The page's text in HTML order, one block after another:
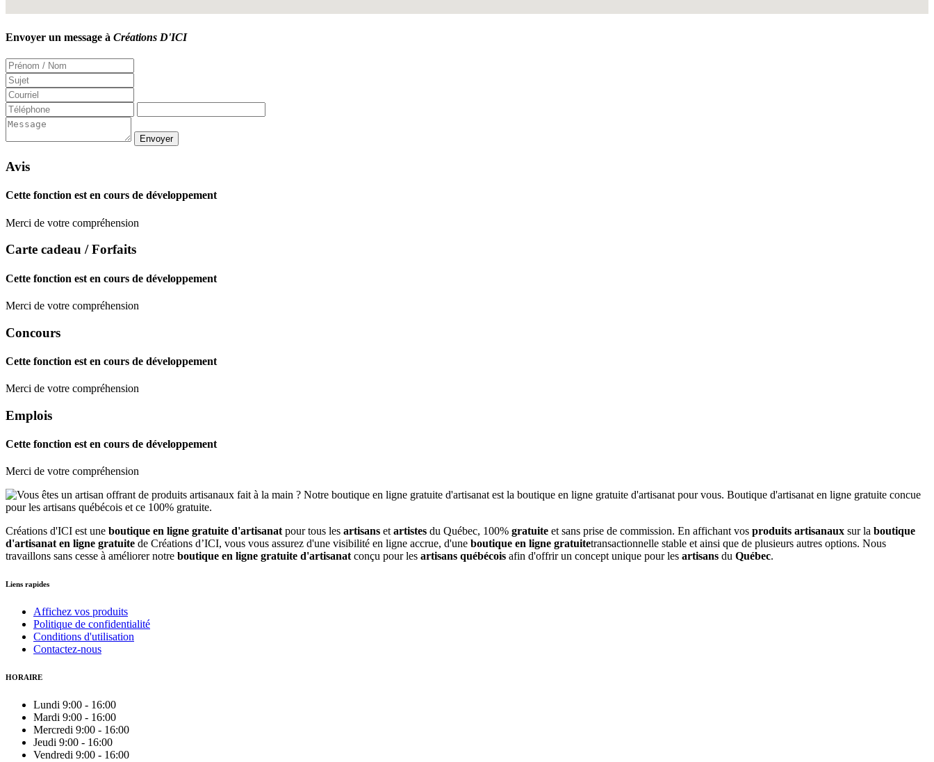
Envoyer un message à Créations D'ICI
Avis
Cette fonction est en cours de développement
Merci de votre compréhension
Carte cadeau / Forfaits
Cette fonction est en cours de développement
Merci de votre compréhension
Concours
Cette fonction est en cours de développement
Merci de votre compréhension
Emplois
Cette fonction est en cours de développement
Merci de votre compréhension
Créations d'ICI est une boutique en ligne gratuite d'artisanatpour tous les artisans etartistes du Québec, 100% gratuite et sans prise de commission. En affichant vos produits artisanaux sur la boutique
d'artisanat en ligne gratuite de Créations d’ICI, vous vous assurez d'une visibilité en ligne accrue, d'une boutique en ligne gratuitetransactionnelle stable et ainsi que de plusieurs autres options. Nous
travaillons sans cesse à améliorer notre boutique en ligne gratuite d'artisanatconçu pour les artisans québécois afin d'offrir un concept unique pour les artisans du Québec.
Liens rapides
Affichez vos produits
Politique de confidentialité
Conditions d'utilisation
Contactez-nous
HORAIRE
Lundi 9:00 - 16:00
Mardi 9:00 - 16:00
Mercredi 9:00 - 16:00
Jeudi 9:00 - 16:00
Vendredi 9:00 - 16:00